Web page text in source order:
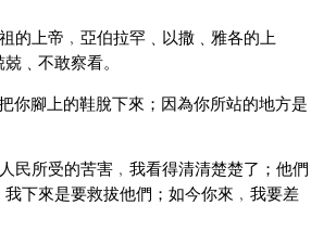
的上帝﹐亞伯拉罕﹑以撒﹑雅各的上
﹑不敢察看。
你腳上的鞋脫下來；因為你所站的地方是
民所受的苦害﹐我看得清清楚楚了；他們
下來是要救拔他們；如今你來﹐我要差